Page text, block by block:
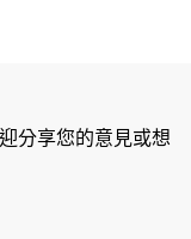
分享您的意見或想